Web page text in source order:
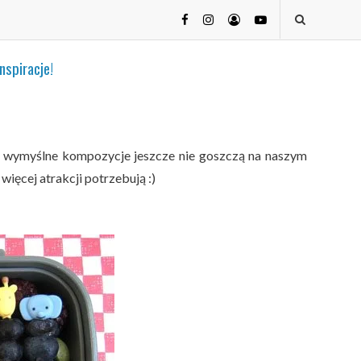
kompozycje jeszcze nie goszczą na naszym
więcej atrakcji potrzebują :)